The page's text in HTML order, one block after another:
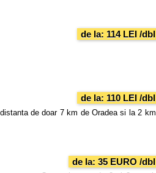
de la: 114 LEI /dbl
de la: 110 LEI /dbl
de doar 7 km de Oradea si la 2 km
de la: 35 EURO /dbl